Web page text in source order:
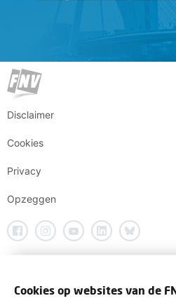
Disclaimer
Cookies
Privacy
Opzeggen
Cookies op websites van de